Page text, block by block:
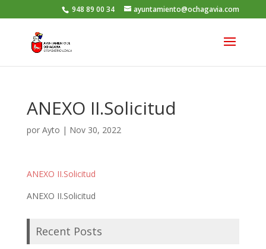
948 89 00 34 ayuntamiento@ochagavia.com
ANEXO II.Solicitud
por Ayto | Nov 30, 2022
ANEXO II.Solicitud
ANEXO II.Solicitud
Recent Posts